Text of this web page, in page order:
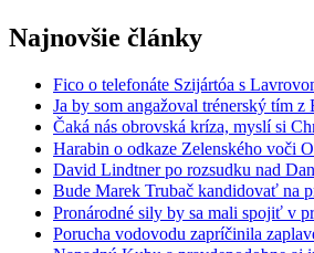
Najnovšie články
Fico o telefonáte Szijártóa s
Ja by som angažoval trénerský tím
Čaká nás obrovská kríza, myslí si
Harabin o odkaze Zelenského voči
David Lindtner po rozsudku nad
Bude Marek Trubač kandidovať na
Pronárodné sily by sa mali spojiť v
Porucha vodovodu zapríčinila